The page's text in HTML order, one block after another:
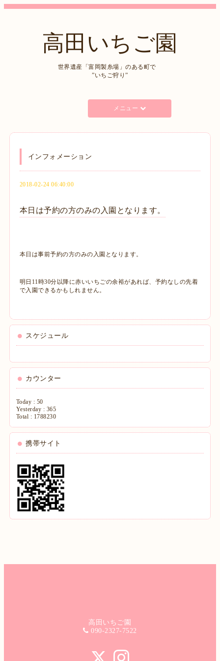
高田いちご園
世界遺産「富岡製糸場」のある町で
”いちご狩り”
メニュー
インフォメーション
2018-02-24 06:40:00
本日は予約の方のみの入園となります。
本日は事前予約の方のみの入園となります。
明日11時30分以降に赤いいちごの余裕があれば、予約なしの先着
で入園できるかもしれません。
スケジュール
カウンター
Today : 50
Yesterday : 365
Total : 1788230
携帯サイト
高田いちご園
090-2327-7522